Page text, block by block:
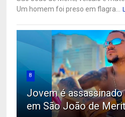
Um homem foi preso em flagra...
8
Jovem é assassinado
em São João de